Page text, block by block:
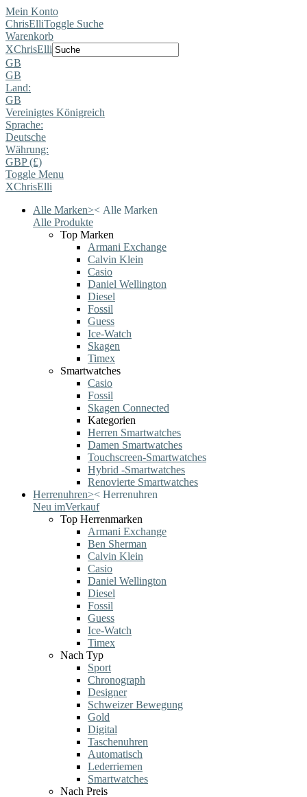
Mein Konto
ChrisElliToggle Suche
Warenkorb
XChrisElli
GB
GB
Land:
GB
Vereinigtes Königreich
Sprache:
Deutsche
Währung:
GBP (£)
Toggle Menu
XChrisElli
Alle Marken>< Alle Marken
Alle Produkte
Top Marken
Armani Exchange
Calvin Klein
Casio
Daniel Wellington
Diesel
Fossil
Guess
Ice-Watch
Skagen
Timex
Smartwatches
Casio
Fossil
Skagen Connected
Kategorien
Herren Smartwatches
Damen Smartwatches
Touchscreen-Smartwatches
Hybrid -Smartwatches
Renovierte Smartwatches
Herrenuhren>< Herrenuhren
Neu imVerkauf
Top Herrenmarken
Armani Exchange
Ben Sherman
Calvin Klein
Casio
Daniel Wellington
Diesel
Fossil
Guess
Ice-Watch
Timex
Nach Typ
Sport
Chronograph
Designer
Schweizer Bewegung
Gold
Digital
Taschenuhren
Automatisch
Lederriemen
Smartwatches
Nach Preis